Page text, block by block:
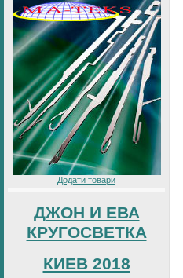
Додати товари
ДЖОН И ЕВА
КРУГОСВЕТКА
КИЕВ 2018